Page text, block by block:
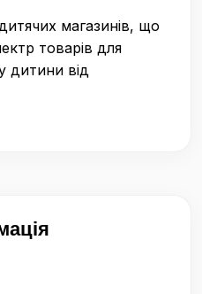
магазинів, що
товарів для
дитини від